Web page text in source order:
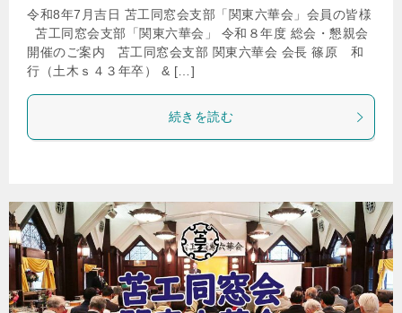
令和8年7月吉日 苫工同窓会支部「関東六華会」会員の皆様
苫工同窓会支部「関東六華会」 令和８年度 総会・懇親会
開催のご案内 苫工同窓会支部 関東六華会 会長 篠原 和
行（土木ｓ４３年卒） & […]
続きを読む